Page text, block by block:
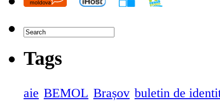
Tags
aie BEMOL Brașov buletin de